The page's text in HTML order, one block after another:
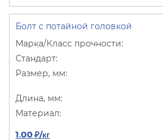
Болт с потайной головкой
1.00 ₽/кг